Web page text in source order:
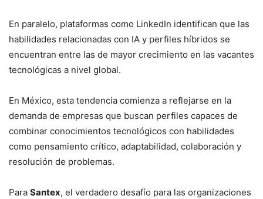
En paralelo, plataformas como LinkedIn identifican que las
habilidades relacionadas con IA y perfiles híbridos se
encuentran entre las de mayor crecimiento en las vacantes
tecnológicas a nivel global.
En México, esta tendencia comienza a reflejarse en la
demanda de empresas que buscan perfiles capaces de
combinar conocimientos tecnológicos con habilidades
como pensamiento crítico, adaptabilidad, colaboración y
resolución de problemas.
Para Santex, el verdadero desafío para las organizaciones